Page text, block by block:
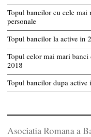
Topul bancilor cu cele mai
personale
Topul bancilor la active in
Topul celor mai mari
2018
Topul bancilor dupa active
Asociatia Romana a